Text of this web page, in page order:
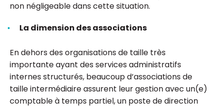
non négligeable dans cette situation.
La dimension des associations
En dehors des organisations de taille très
importante ayant des services administratifs
internes structurés, beaucoup d’associations de
taille intermédiaire assurent leur gestion avec un(e)
comptable à temps partiel, un poste de direction